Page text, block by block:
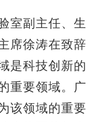
副主任、生
席徐涛在致辞
是科技创新的
重要领域。广
该领域的重要